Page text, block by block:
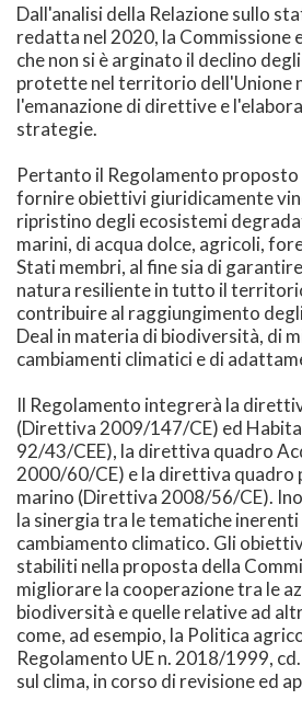
Dall'analisi della Relazione sullo
redatta nel 2020, la Commissione
che non si è arginato il declino
protette nel territorio dell'Unione
l'emanazione di direttive e
strategie.
Pertanto il Regolamento proposto
fornire obiettivi giuridicamente
ripristino degli ecosistemi
marini, di acqua dolce, agricoli,
Stati membri, al fine sia di
natura resiliente in tutto il
contribuire al raggiungimento
Deal in materia di biodiversità, di
cambiamenti climatici e di
Il Regolamento integrerà la
(Direttiva 2009/147/CE) ed
92/43/CEE), la direttiva quadro
2000/60/CE) e la direttiva quadro
marino (Direttiva 2008/56/CE).
la sinergia tra le tematiche inerenti
cambiamento climatico. Gli
stabiliti nella proposta della
migliorare la cooperazione tra le
biodiversità e quelle relative ad
come, ad esempio, la Politica
Regolamento UE n. 2018/1999,
sul clima, in corso di revisione ed